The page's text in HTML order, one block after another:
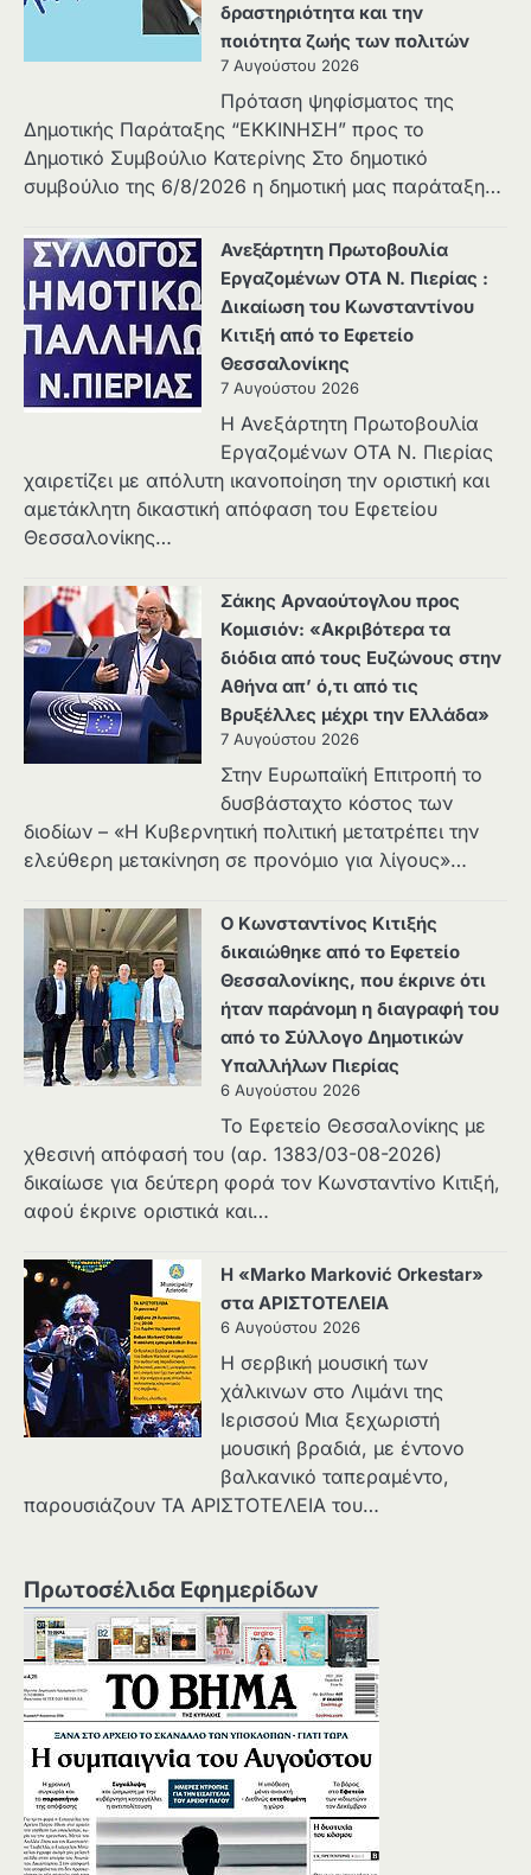
δραστηριότητα και την
ποιότητα ζωής των πολιτών
7 Αυγούστου 2026
Πρόταση ψηφίσματος της
Δημοτικής Παράταξης “ΕΚΚΙΝΗΣΗ” προς το
Δημοτικό Συμβούλιο Κατερίνης Στο δημοτικό
συμβούλιο της 6/8/2026 η δημοτική μας παράταξη…
Ανεξάρτητη Πρωτοβουλία
Εργαζομένων ΟΤΑ Ν. Πιερίας :
Δικαίωση του Κωνσταντίνου
Κιτιξή από το Εφετείο
Θεσσαλονίκης
7 Αυγούστου 2026
Η Ανεξάρτητη Πρωτοβουλία
Εργαζομένων ΟΤΑ Ν. Πιερίας
χαιρετίζει με απόλυτη ικανοποίηση την οριστική και
αμετάκλητη δικαστική απόφαση του Εφετείου
Θεσσαλονίκης…
Σάκης Αρναούτογλου προς
Κομισιόν: «Ακριβότερα τα
διόδια από τους Ευζώνους στην
Αθήνα απ’ ό,τι από τις
Βρυξέλλες μέχρι την Ελλάδα»
7 Αυγούστου 2026
Στην Ευρωπαϊκή Επιτροπή το
δυσβάσταχτο κόστος των
διοδίων – «Η Κυβερνητική πολιτική μετατρέπει την
ελεύθερη μετακίνηση σε προνόμιο για λίγους»…
Ο Κωνσταντίνος Κιτιξής
δικαιώθηκε από το Εφετείο
Θεσσαλονίκης, που έκρινε ότι
ήταν παράνομη η διαγραφή του
από το Σύλλογο Δημοτικών
Υπαλλήλων Πιερίας
6 Αυγούστου 2026
Το Εφετείο Θεσσαλονίκης με
χθεσινή απόφασή του (αρ. 1383/03-08-2026)
δικαίωσε για δεύτερη φορά τον Κωνσταντίνο Κιτιξή,
αφού έκρινε οριστικά και…
Η «Marko Marković Orkestar»
στα ΑΡΙΣΤΟΤΕΛΕΙΑ
6 Αυγούστου 2026
Η σερβική μουσική των
χάλκινων στο Λιμάνι της
Ιερισσού Μια ξεχωριστή
μουσική βραδιά, με έντονο
βαλκανικό ταπεραμέντο,
παρουσιάζουν ΤΑ ΑΡΙΣΤΟΤΕΛΕΙΑ του…
Πρωτοσέλιδα Εφημερίδων